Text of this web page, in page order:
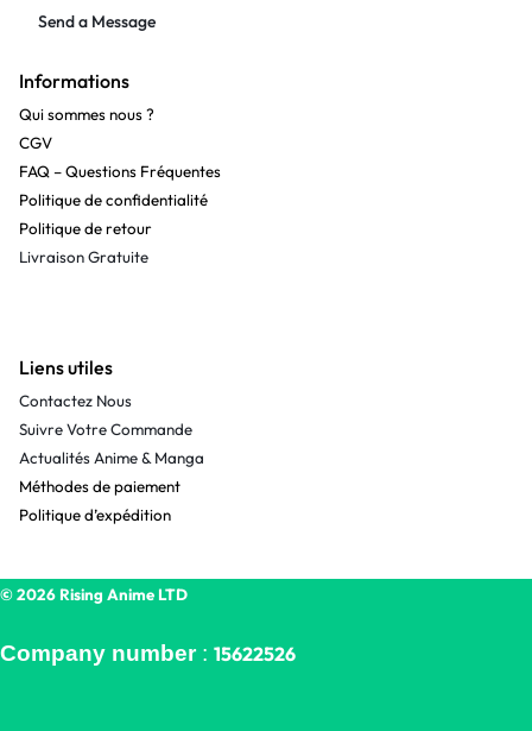
Send a Message
Informations
Qui sommes nous ?
CGV
FAQ – Questions Fréquentes
Politique de confidentialité
Politique de retour
Livraison Gratuite
Liens utiles
Contactez Nous
Suivre Votre Commande
Actualités Anime & Manga
Méthodes de paiement
Politique d’expédition
© 2026 Rising Anime LTD
Company number: 15622526